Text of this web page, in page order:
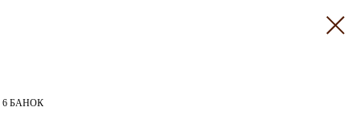
БАНОК